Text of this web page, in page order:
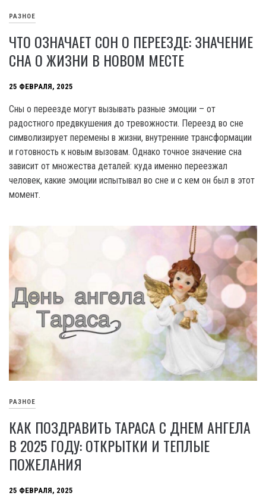
РАЗНОЕ
ЧТО ОЗНАЧАЕТ СОН О ПЕРЕЕЗДЕ: ЗНАЧЕНИЕ
СНА О ЖИЗНИ В НОВОМ МЕСТЕ
25 ФЕВРАЛЯ, 2025
Сны о переезде могут вызывать разные эмоции – от
радостного предвкушения до тревожности. Переезд во сне
символизирует перемены в жизни, внутренние трансформации
и готовность к новым вызовам. Однако точное значение сна
зависит от множества деталей: куда именно переезжал
человек, какие эмоции испытывал во сне и с кем он был в этот
момент.
РАЗНОЕ
КАК ПОЗДРАВИТЬ ТАРАСА С ДНЕМ АНГЕЛА
В 2025 ГОДУ: ОТКРЫТКИ И ТЕПЛЫЕ
ПОЖЕЛАНИЯ
25 ФЕВРАЛЯ, 2025